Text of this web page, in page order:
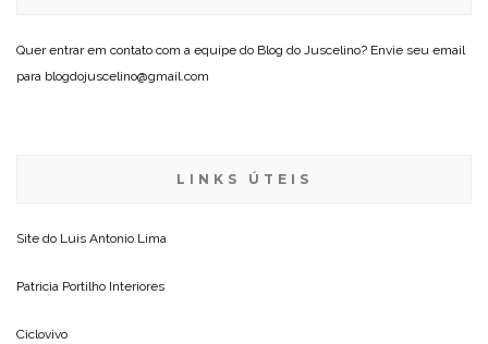
Quer entrar em contato com a equipe do Blog do Juscelino? Envie seu email
para blogdojuscelino@gmail.com
LINKS ÚTEIS
Site do Luis Antonio Lima
Patricia Portilho Interiores
Ciclovivo